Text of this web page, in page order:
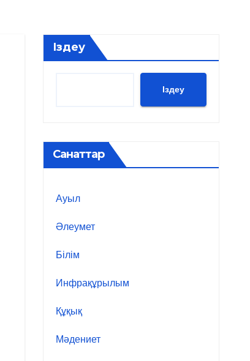
Іздеу
Іздеу
Санаттар
Ауыл
Әлеумет
Білім
Инфрақұрылым
Құқық
Мәдениет